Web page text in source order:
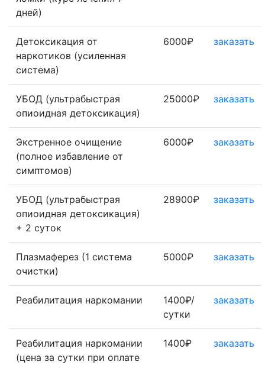
дней)
Детоксикация от
наркотиков (усиленная
система)
6000₽ заказать
УБОД (ультрабыстрая
опиоидная детоксикация)
25000₽ заказать
Экстренное очищение
(полное избавление от
симптомов)
6000₽ заказать
УБОД (ультрабыстрая
опиоидная детоксикация)
+ 2 суток
28900₽ заказать
Плазмаферез (1 система
очистки)
5000₽ заказать
Реабилитация наркомании
1400₽/
сутки
заказать
Реабилитация наркомании
(цена за сутки при оплате
1400₽ заказать